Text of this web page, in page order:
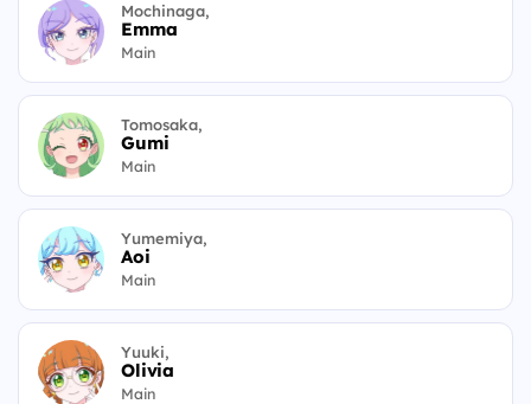
Mochinaga,
Emma
Main
Tomosaka,
Gumi
Main
Yumemiya,
Aoi
Main
Yuuki,
Olivia
Main